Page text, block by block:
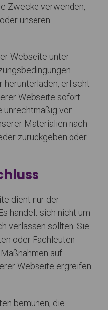
Zwecke verwenden,
unseren
Webseite unter
herunterladen, erlischt
Webseite sofort
unrechtmäßig von
Materialien nach
zurückgeben oder
dient nur der
handelt sich nicht um
verlassen sollten. Sie
oder Fachleuten
auf
Webseite ergreifen
bemühen, die